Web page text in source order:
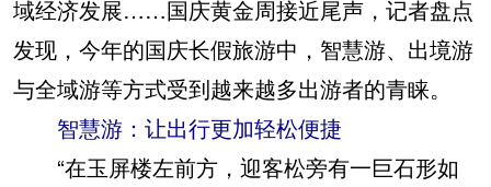
域经济发展……国庆黄金周接近尾声，记者盘点
发现，今年的国庆长假旅游中，智慧游、出境游
与全域游等方式受到越来越多出游者的青睐。
智慧游：让出行更加轻松便捷
“在玉屏楼左前方，迎客松旁有一巨石形如